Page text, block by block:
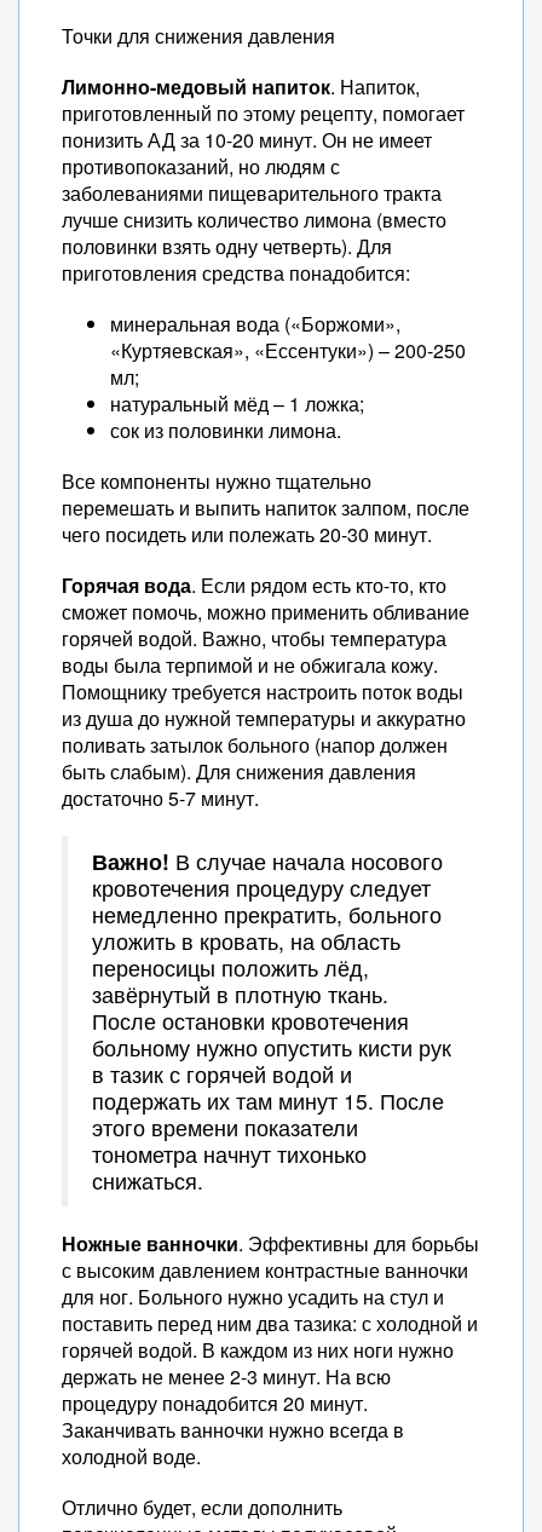
Точки для снижения давления
Лимонно-медовый напиток. Напиток,
приготовленный по этому рецепту, помогает
понизить АД за 10-20 минут. Он не имеет
противопоказаний, но людям с
заболеваниями пищеварительного тракта
лучше снизить количество лимона (вместо
половинки взять одну четверть). Для
приготовления средства понадобится:
минеральная вода («Боржоми»,
«Куртяевская», «Ессентуки») – 200-250
мл;
натуральный мёд – 1 ложка;
сок из половинки лимона.
Все компоненты нужно тщательно
перемешать и выпить напиток залпом, после
чего посидеть или полежать 20-30 минут.
Горячая вода. Если рядом есть кто-то, кто
сможет помочь, можно применить обливание
горячей водой. Важно, чтобы температура
воды была терпимой и не обжигала кожу.
Помощнику требуется настроить поток воды
из душа до нужной температуры и аккуратно
поливать затылок больного (напор должен
быть слабым). Для снижения давления
достаточно 5-7 минут.
Важно! В случае начала носового
кровотечения процедуру следует
немедленно прекратить, больного
уложить в кровать, на область
переносицы положить лёд,
завёрнутый в плотную ткань.
После остановки кровотечения
больному нужно опустить кисти рук
в тазик с горячей водой и
подержать их там минут 15. После
этого времени показатели
тонометра начнут тихонько
снижаться.
Ножные ванночки. Эффективны для борьбы
с высоким давлением контрастные ванночки
для ног. Больного нужно усадить на стул и
поставить перед ним два тазика: с холодной и
горячей водой. В каждом из них ноги нужно
держать не менее 2-3 минут. На всю
процедуру понадобится 20 минут.
Заканчивать ванночки нужно всегда в
холодной воде.
Отлично будет, если дополнить